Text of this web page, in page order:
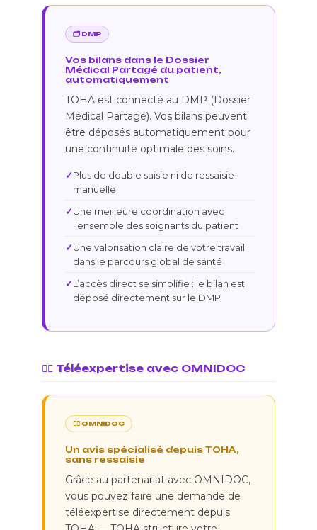
🗂️ DMP
Vos bilans dans le Dossier
Médical Partagé du patient,
automatiquement
TOHA est connecté au DMP (Dossier
Médical Partagé). Vos bilans peuvent
être déposés automatiquement pour
une continuité optimale des soins.
Plus de double saisie ni de ressaisie
manuelle
Une meilleure coordination avec
l’ensemble des soignants du patient
Une valorisation claire de votre travail
dans le parcours global de santé
L’accès direct se simplifie : le bilan est
déposé directement sur le DMP
👩‍⚕️ Téléexpertise avec OMNIDOC
👩‍⚕️ OMNIDOC
Un avis spécialisé depuis TOHA,
sans ressaisie
Grâce au partenariat avec OMNIDOC,
vous pouvez faire une demande de
téléexpertise directement depuis